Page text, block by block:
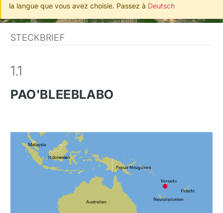
la langue que vous avez choisie. Passez à Deutsch
STECKBRIEF
1.1
PAO'BLEEBLABO